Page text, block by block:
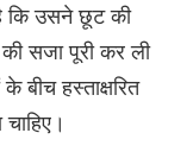
है कि उसने छूट की
सजा पूरी कर ली
बीच हस्ताक्षरित